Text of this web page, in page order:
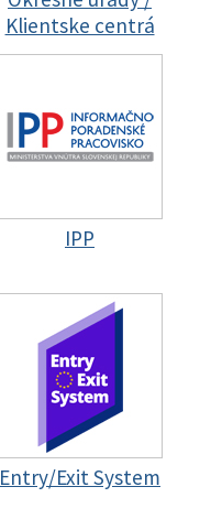
Klientske centrá
IPP
Entry/Exit System